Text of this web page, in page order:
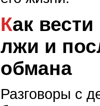
Как вести разговоры о
лжи и
обмана
Разговоры с